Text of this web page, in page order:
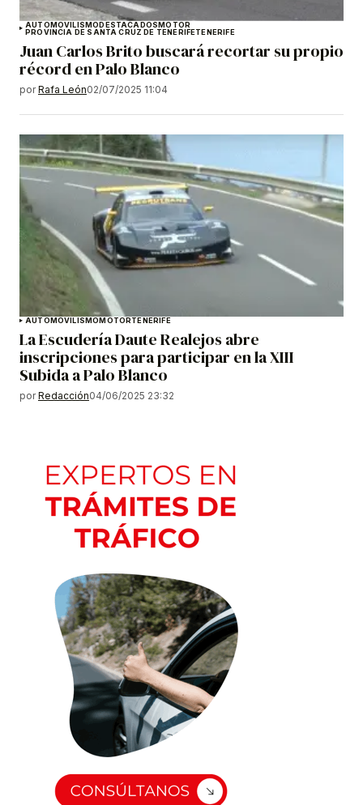
AUTOMOVILISMODESTACADOSMOTOR
PROVINCIA DE SANTA CRUZ DE TENERIFETENERIFE
Juan Carlos Brito buscará recortar su propio
récord en Palo Blanco
por Rafa León02/07/2025 11:04
AUTOMOVILISMOMOTORTENERIFE
La Escudería Daute Realejos abre
inscripciones para participar en la XIII
Subida a Palo Blanco
por Redacción04/06/2025 23:32